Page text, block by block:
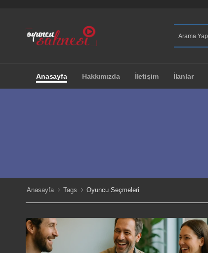
Anasayfa Hakkımızda İletişim İlanlar
Anasayfa Tags Oyuncu Seçmeleri